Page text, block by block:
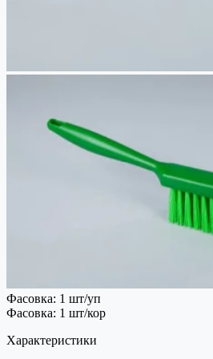
Фасовка: 1 шт/уп
Фасовка: 1 шт/кор
Характеристики